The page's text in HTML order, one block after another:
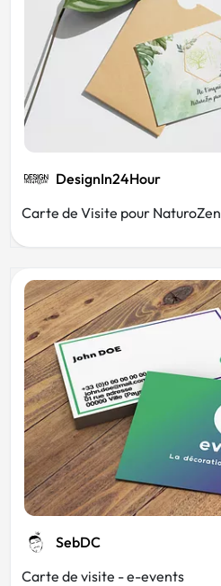
DesignIn24Hour
Carte de Visite pour NaturoZen
SebDC
Carte de visite - e-events